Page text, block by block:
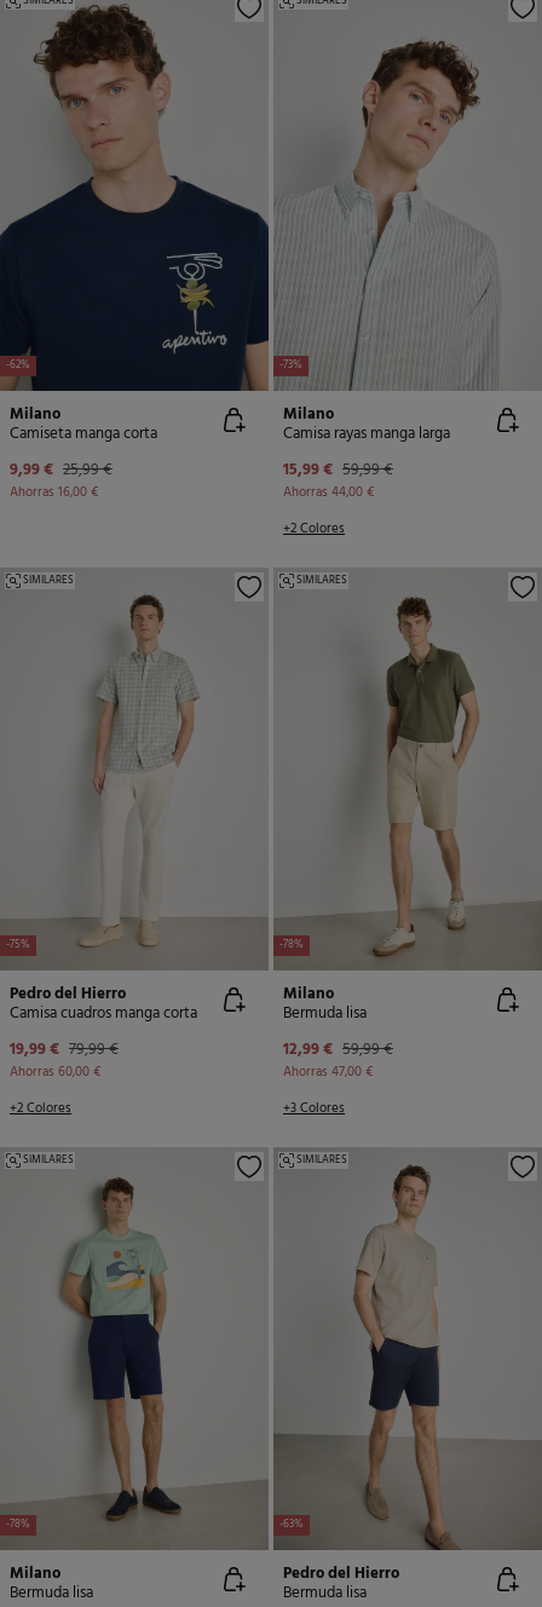
-62%
Milano
Camiseta manga corta
9,99 € 25,99 €
Ahorras 16,00 €
-73%
Milano
Camisa rayas manga larga
15,99 € 59,99 €
Ahorras 44,00 €
+2 Colores
-75%
SIMILARES
Pedro del Hierro
Camisa cuadros manga corta
19,99 € 79,99 €
Ahorras 60,00 €
+2 Colores
-78%
SIMILARES
Milano
Bermuda lisa
12,99 € 59,99 €
Ahorras 47,00 €
+3 Colores
-78%
SIMILARES
Milano
Bermuda lisa
-63%
SIMILARES
Pedro del Hierro
Bermuda lisa